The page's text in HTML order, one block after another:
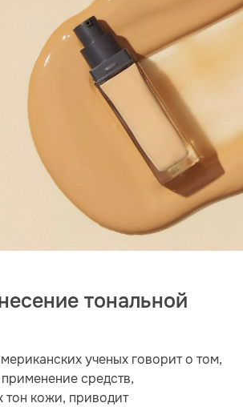
тональной
ученых говорит о том,
средств,
кожи, приводит